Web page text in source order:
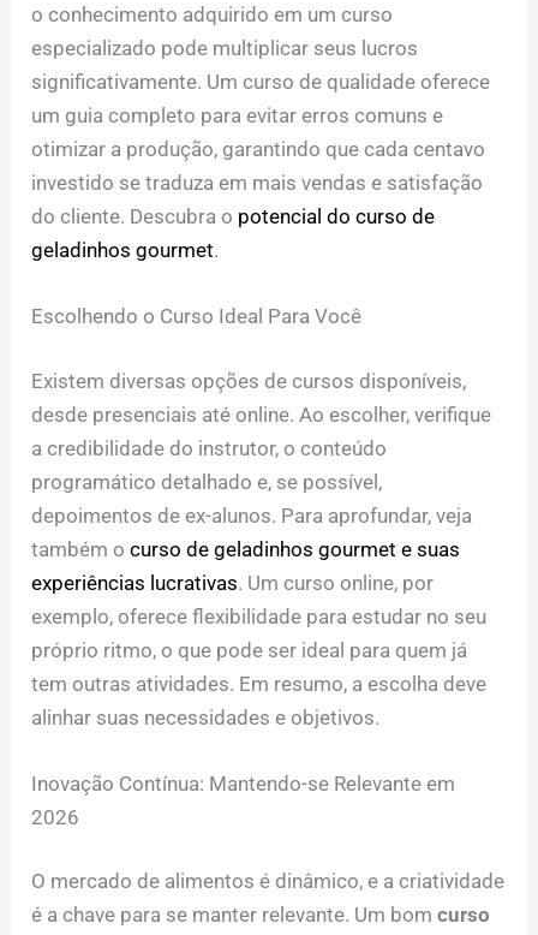
o conhecimento adquirido em um curso
especializado pode multiplicar seus lucros
significativamente. Um curso de qualidade oferece
um guia completo para evitar erros comuns e
otimizar a produção, garantindo que cada centavo
investido se traduza em mais vendas e satisfação
do cliente. Descubra o potencial do curso de
geladinhos gourmet.
Escolhendo o Curso Ideal Para Você
Existem diversas opções de cursos disponíveis,
desde presenciais até online. Ao escolher, verifique
a credibilidade do instrutor, o conteúdo
programático detalhado e, se possível,
depoimentos de ex-alunos. Para aprofundar, veja
também ocurso de geladinhos gourmet e suas
experiências lucrativas. Um curso online, por
exemplo, oferece flexibilidade para estudar no seu
próprio ritmo, o que pode ser ideal para quem já
tem outras atividades. Em resumo, a escolha deve
alinhar suas necessidades e objetivos.
Inovação Contínua: Mantendo-se Relevante em
2026
O mercado de alimentos é dinâmico, e a criatividade
é a chave para se manter relevante. Um bomcurso